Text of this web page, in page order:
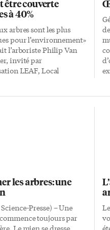
être couverte
à 40%
arbres sont les plus
pour l’environnement»
l’arboriste Philip Van
invité par
LEAF, Local
actives dans le
l’environnement.
à but non-lucratif
d’impliquer les
dans la préservation de
les arbres: une
Presse) – Une
toujours par
Le mien se dresse